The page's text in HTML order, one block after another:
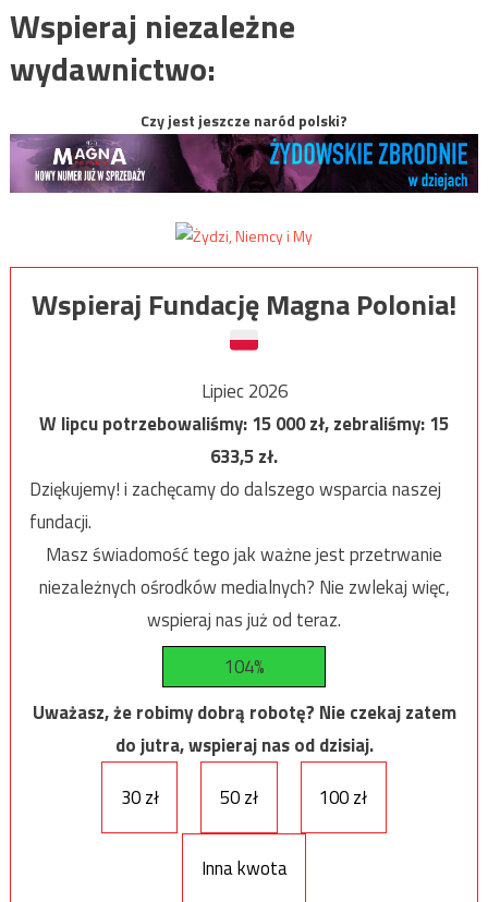
Wspieraj niezależne
wydawnictwo:
Czy jest jeszcze naród polski?
Wspieraj Fundację Magna Polonia!
Lipiec 2026
W lipcu potrzebowaliśmy:15 000zł, zebraliśmy:15
633,5zł.
Dziękujemy! i zachęcamy do dalszego wsparcia naszej
fundacji.
Masz świadomość tego jak ważne jest przetrwanie
niezależnych ośrodków medialnych? Nie zwlekaj więc,
wspieraj nas już od teraz.
104%
Uważasz, że robimy dobrą robotę? Nie czekaj zatem
do jutra, wspieraj nas od dzisiaj.
30 zł
50 zł 100 zł
Inna kwota